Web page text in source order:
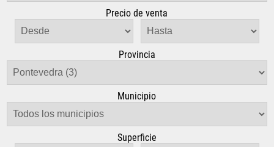
Precio de venta
Provincia
Municipio
Superficie